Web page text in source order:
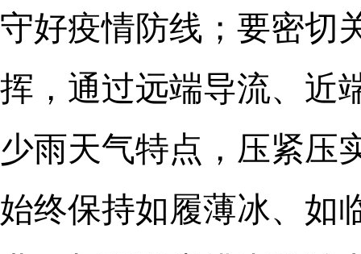
守好疫情防线；要密切
挥，通过远端导流、近
少雨天气特点，压紧压
始终保持如履薄冰、如